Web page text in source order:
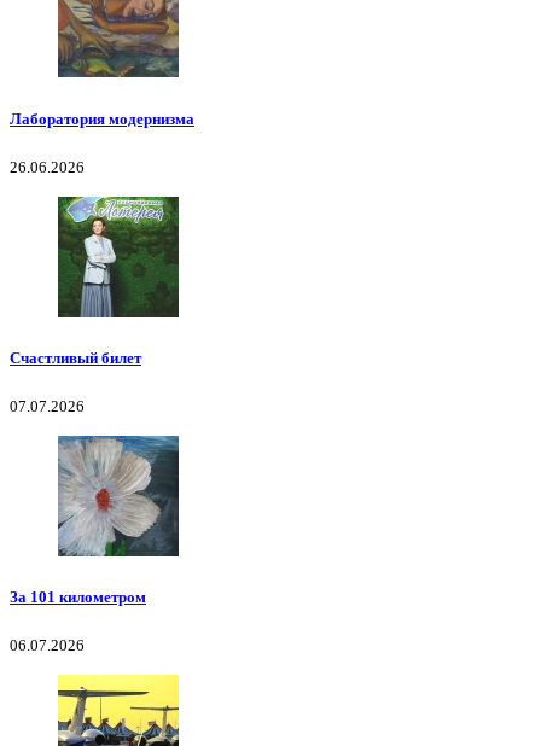
Лаборатория модернизма
26.06.2026
Счастливый билет
07.07.2026
За 101 километром
06.07.2026